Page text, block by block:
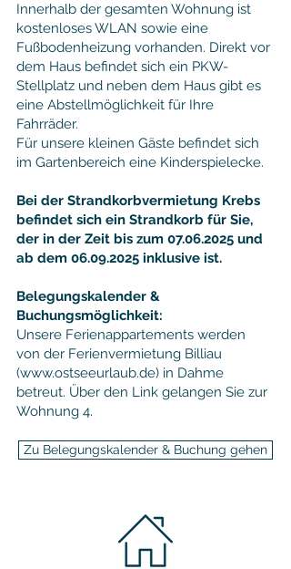
Innerhalb der gesamten Wohnung ist
kostenloses WLAN sowie eine
Fußbodenheizung vorhanden. Direkt vor
dem Haus befindet sich ein PKW-
Stellplatz und neben dem Haus gibt es
eine Abstellmöglichkeit für Ihre
Fahrräder.
Für unsere kleinen Gäste befindet sich
im Gartenbereich eine Kinderspielecke.
Bei der Strandkorbvermietung Krebs
befindet sich ein Strandkorb für Sie,
der in der Zeit bis zum 07.06.2025 und
ab dem 06.09.2025 inklusive ist.
Belegungskalender &
Buchungsmöglichkeit:
Unsere Ferienappartements werden
von der Ferienvermietung Billiau
(www.ostseeurlaub.de) in Dahme
betreut. Über den Link gelangen Sie zur
Wohnung 4.
Zu Belegungskalender & Buchung gehen